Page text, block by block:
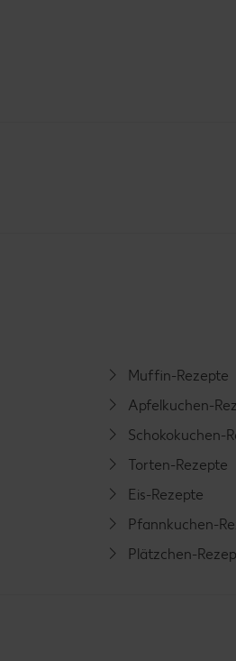
Muffin-Rezepte
Apfelkuchen-
Schokokuchen-
Torten-Rezepte
Eis-Rezepte
Pfannkuchen-
Plätzchen-